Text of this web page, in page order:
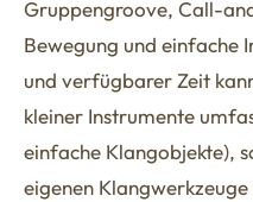
Gruppengroove, Call-
Bewegung und einfache
und verfügbarer Zeit
kleiner Instrumente
einfache Klangobjekte),
eigenen